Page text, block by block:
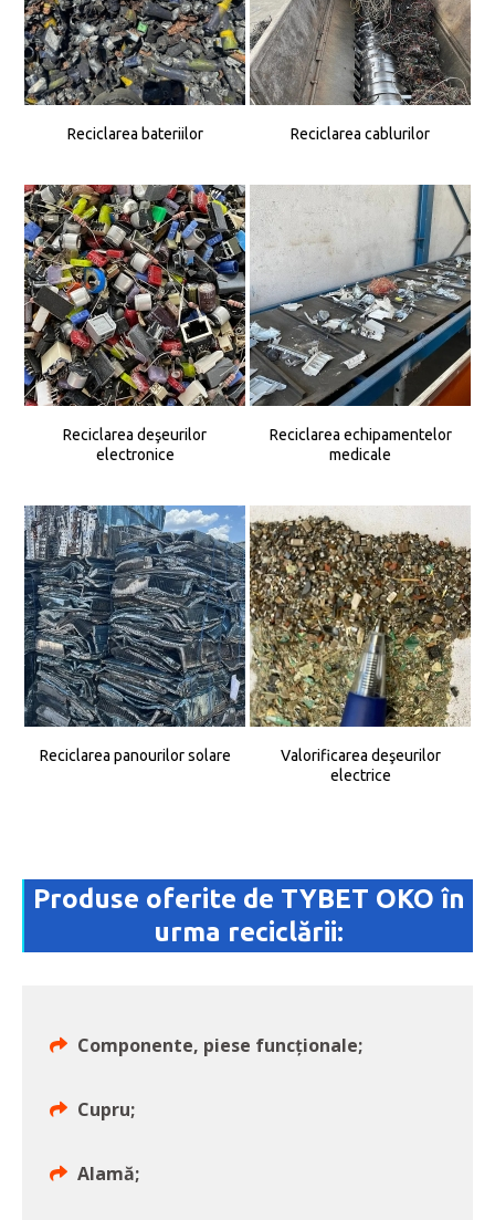
Reciclarea bateriilor Reciclarea cablurilor
Reciclarea deşeurilor
electronice
Reciclarea echipamentelor
medicale
Reciclarea panourilor solare
Valorificarea deşeurilor
electrice
Produse oferite de TYBET OKO în
urma reciclării:
Componente, piese funcţionale;
Cupru;
Alamă;